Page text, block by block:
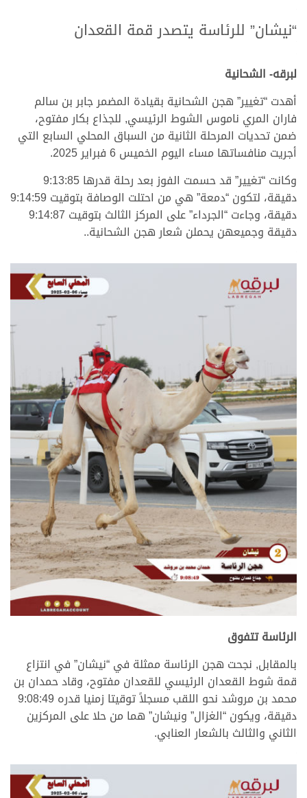
“نيشان” للرئاسة يتصدر قمة القعدان
لبرقه- الشحانية
أهدت “تغيير” هجن الشحانية بقيادة المضمر جابر بن سالم
فاران المري ناموس الشوط الرئيسي, للجذاع بكار مفتوح،
ضمن تحديات المرحلة الثانية من السباق المحلي السابع التي
أجريت منافساتها مساء اليوم الخميس 6 فبراير 2025.
وكانت “تغيير” قد حسمت الفوز بعد رحلة قدرها 9:13:85
دقيقة، لتكون “دمعة” هي من احتلت الوصافة بتوقيت 9:14:59
دقيقة، وجاءت “الجرداء” على المركز الثالث بتوقيت 9:14:87
دقيقة وجميعهن يحملن شعار هجن الشحانية..
الرئاسة تتفوق
بالمقابل, نجحت هجن الرئاسة ممثلة في “نيشان” في انتزاع
قمة شوط القعدان الرئيسي للقعدان مفتوح، وقاد حمدان بن
محمد بن مروشد نحو اللقب مسجلاً توقيتا زمنيا قدره 9:08:49
دقيقة، ويكون “الغزال” ونيشان” هما من حلا على المركزين
الثاني والثالث بالشعار العنابي.